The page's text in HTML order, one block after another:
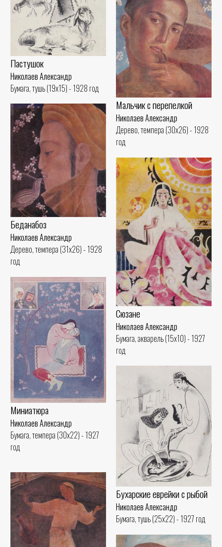
Пастушок
Николаев Александр
Бумага, тушь (19x15) - 1928 год
Мальчик с перепелкой
Николаев Александр
Дерево, темпера (30x26) - 1928
год
Беданабоз
Николаев Александр
Дерево, темпера (31x26) - 1928
год
Сюзане
Николаев Александр
Бумага, акварель (15x10) - 1927
год
Миниатюра
Николаев Александр
Бумага, темпера (30x22) - 1927
год
Бухарские еврейки с рыбой
Николаев Александр
Бумага, тушь (25x22) - 1927 год